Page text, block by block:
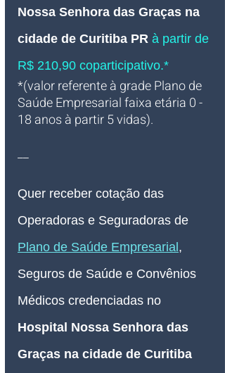
Nossa Senhora das Graças na
cidade de Curitiba PR à partir de
R$ 210,90 coparticipativo.*
*(valor referente à grade Plano de
Saúde Empresarial faixa etária 0 -
18 anos à partir 5 vidas).
__
Quer receber cotação das
Operadoras e Seguradoras de
Plano de Saúde Empresarial ,
Seguros de Saúde e Convênios
Médicos credenciadas no
Hospital Nossa Senhora das
Graças na cidade de Curitiba